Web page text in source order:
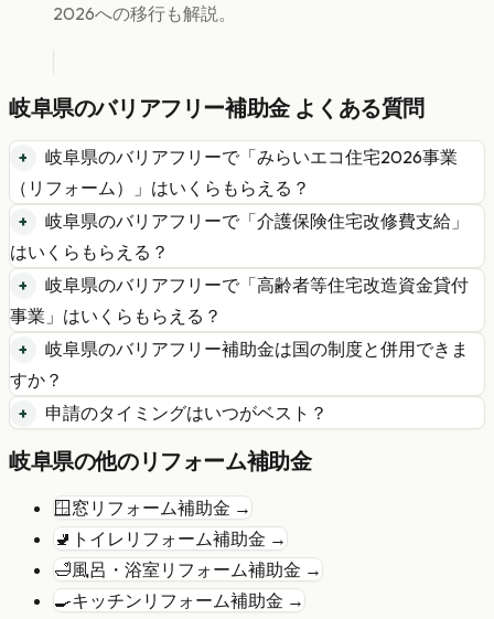
2026への移行も解説。
岐阜県のバリアフリー補助金 よくある質問
岐阜県のバリアフリーで「みらいエコ住宅2026事業
（リフォーム）
」はいくらもらえる？
岐阜県のバリアフリーで「介護保険住宅改修費支給 」
はいくらもらえる？
岐阜県のバリアフリーで「高齢者等住宅改造資金貸付
事業 」はいくらもらえる？
岐阜県のバリアフリー補助金は国の制度と併用できま
すか？
申請のタイミングはいつがベスト？
岐阜県の他のリフォーム補助金
🪟 窓リフォーム補助金 →
🚽 トイレリフォーム補助金 →
🛁風呂・浴室リフォーム補助金 →
🍳キッチンリフォーム補助金 →